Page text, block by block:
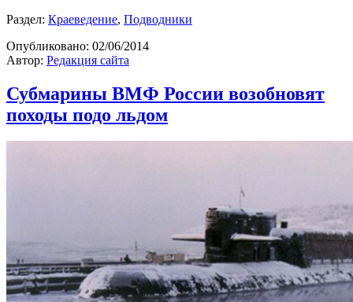
Раздел: Краеведение, Подводники
Опубликовано: 02/06/2014
Автор: Редакция сайта
Субмарины ВМФ России возобновят
походы подо льдом